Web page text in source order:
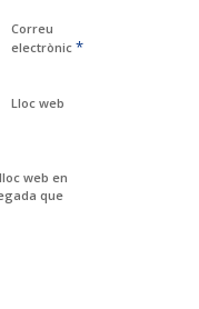
Correu
electrònic *
Lloc web
web en
que